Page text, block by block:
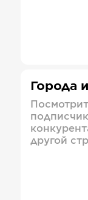
Города
другой